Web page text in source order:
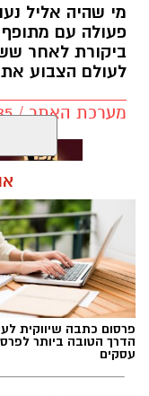
מי שהיה אליל
פעולה עם מתופף
ביקורת לאחר
לעולם הצבוע
מערכת האתר / 09:35 07.08.26
תגים: בוי ג'ורג'
פרסום כתבה שיווקית
הדרך הטובה ביותר
עסקים